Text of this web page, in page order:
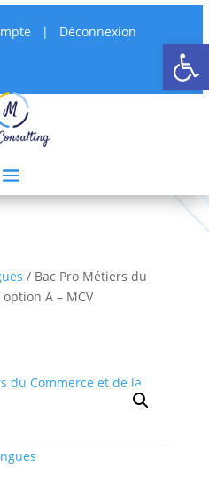
Ouvrir
| Déconnexion
/ Bac Pro Métiers du
A – MCV